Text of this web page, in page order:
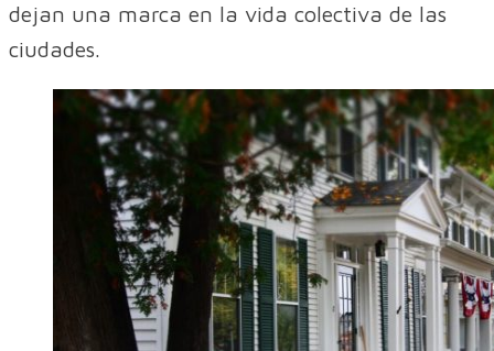
dejan una marca en la vida colectiva de las
ciudades.